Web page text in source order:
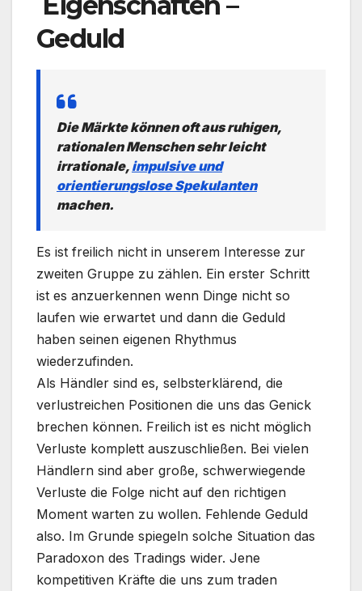
Geduld
Die Märkte können oft aus ruhigen,
rationalen Menschen sehr leicht
irrationale, impulsive und
orientierungslose Spekulanten
machen.
Es ist freilich nicht in unserem Interesse zur
zweiten Gruppe zu zählen. Ein erster Schritt
ist es anzuerkennen wenn Dinge nicht so
laufen wie erwartet und dann die Geduld
haben seinen eigenen Rhythmus
wiederzufinden.
Als Händler sind es, selbsterklärend, die
verlustreichen Positionen die uns das Genick
brechen können. Freilich ist es nicht möglich
Verluste komplett auszuschließen. Bei vielen
Händlern sind aber große, schwerwiegende
Verluste die Folge nicht auf den richtigen
Moment warten zu wollen. Fehlende Geduld
also. Im Grunde spiegeln solche Situation das
Paradoxon des Tradings wider. Jene
kompetitiven Kräfte die uns zum traden